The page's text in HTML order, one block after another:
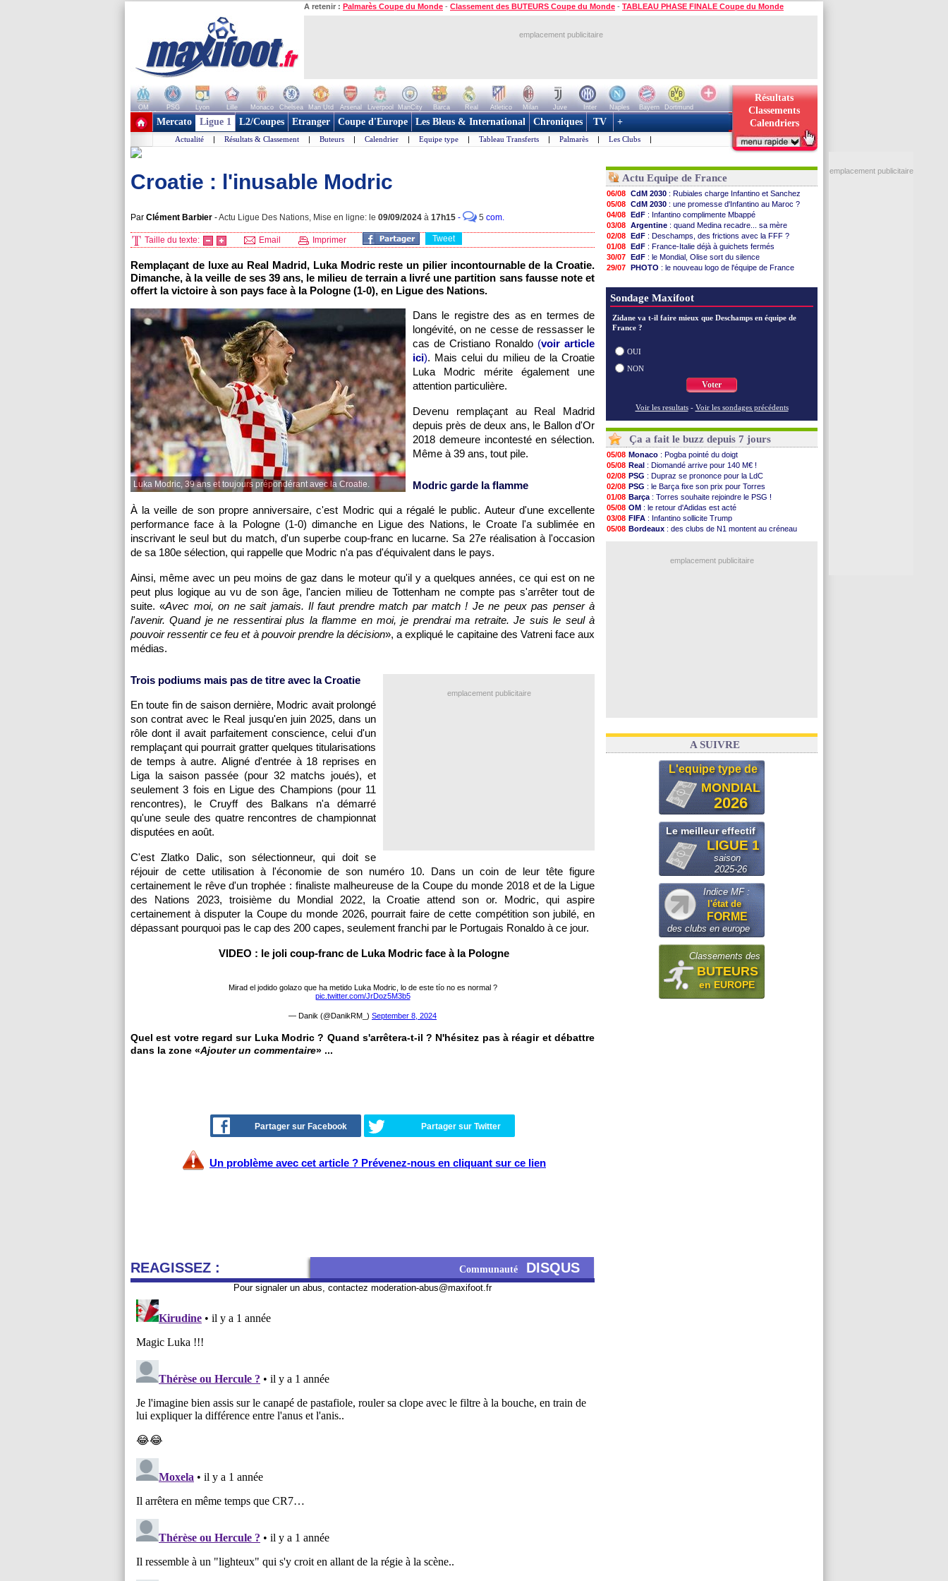
A retenir : Palmarès Coupe du Monde - Classement des BUTEURS Coupe du Monde - TABLEAU PHASE FINALE Coupe du Monde
emplacement publicitaire
OM PSG Lyon Lille Monaco Chelsea Man Utd Arsenal Liverpool ManCity Barca Real Atletico Milan Juve Inter Naples Bayern
Dortmund
+ de clubs
Résultats
Classements
Calendriers
Mercato Ligue 1 L2/Coupes Etranger Coupe d'Europe Les Bleus & International Chroniques TV +
Actualité | Résultats & Classement | Buteurs | Calendrier | Equipe type | Tableau Transferts | Palmarès | Les Clubs |
Croatie : l'inusable Modric
Par Clément Barbier -Actu Ligue Des Nations, Mise en ligne: le 09/09/2024 à 17h15 - 5 com.
Taille du texte: Email Imprimer Tweet
Remplaçant de luxe au Real Madrid, Luka Modric reste un pilier incontournable de la Croatie.
Dimanche, à la veille de ses 39 ans, le milieu de terrain a livré une partition sans fausse note et
offert la victoire à son pays face à la Pologne (1-0), en Ligue des Nations.
Luka Modric, 39 ans et toujours prépondérant avec la Croatie.
Dans le registre des as en termes de
longévité, on ne cesse de ressasser le
cas de Cristiano Ronaldo (voir article
ici). Mais celui du milieu de la Croatie
Luka Modric mérite également une
attention particulière.
Devenu remplaçant au Real Madrid
depuis près de deux ans, le Ballon d'Or
2018 demeure incontesté en sélection.
Même à 39 ans, tout pile.
Modric garde la flamme
À la veille de son propre anniversaire, c'est Modric qui a régalé le public. Auteur d'une excellente
performance face à la Pologne (1-0) dimanche en Ligue des Nations, le Croate l'a sublimée en
inscrivant le seul but du match, d'un superbe coup-franc en lucarne. Sa 27e réalisation à l'occasion
de sa 180e sélection, qui rappelle que Modric n'a pas d'équivalent dans le pays.
Ainsi, même avec un peu moins de gaz dans le moteur qu'il y a quelques années, ce qui est on ne
peut plus logique au vu de son âge, l'ancien milieu de Tottenham ne compte pas s'arrêter tout de
suite. «Avec moi, on ne sait jamais. Il faut prendre match par match ! Je ne peux pas penser à
l'avenir. Quand je ne ressentirai plus la flamme en moi, je prendrai ma retraite. Je suis le seul à
pouvoir ressentir ce feu et à pouvoir prendre la décision», a expliqué le capitaine des Vatreni face aux
médias.
emplacement publicitaire
Trois podiums mais pas de titre avec la Croatie
En toute fin de saison dernière, Modric avait prolongé
son contrat avec le Real jusqu'en juin 2025, dans un
rôle dont il avait parfaitement conscience, celui d'un
remplaçant qui pourrait gratter quelques titularisations
de temps à autre. Aligné d'entrée à 18 reprises en
Liga la saison passée (pour 32 matchs joués), et
seulement 3 fois en Ligue des Champions (pour 11
rencontres), le Cruyff des Balkans n'a démarré
qu'une seule des quatre rencontres de championnat
disputées en août.
C'est Zlatko Dalic, son sélectionneur, qui doit se
réjouir de cette utilisation à l'économie de son numéro 10. Dans un coin de leur tête figure
certainement le rêve d'un trophée : finaliste malheureuse de la Coupe du monde 2018 et de la Ligue
des Nations 2023, troisième du Mondial 2022, la Croatie attend son or. Modric, qui aspire
certainement à disputer la Coupe du monde 2026, pourrait faire de cette compétition son jubilé, en
dépassant pourquoi pas le cap des 200 capes, seulement franchi par le Portugais Ronaldo à ce jour.
VIDEO : le joli coup-franc de Luka Modric face à la Pologne
Mirad el jodido golazo que ha metido Luka Modric, lo de este tío no es normal ?
pic.twitter.com/JrDoz5M3b5
— Danik (@DanikRM_) September 8, 2024
Quel est votre regard sur Luka Modric ? Quand s'arrêtera-t-il ? N'hésitez pas à réagir et débattre
dans la zone «Ajouter un commentaire» ...
Partager sur Facebook Partager sur Twitter
Un problème avec cet article ? Prévenez-nous en cliquant sur ce lien
REAGISSEZ : Communauté DISQUS
Pour signaler un abus, contactez moderation-abus@maxifoot.fr
Actu Equipe de France
06/08 CdM 2030 : Rubiales charge Infantino et Sanchez
05/08 CdM 2030 : une promesse d'Infantino au Maroc ?
04/08 EdF : Infantino complimente Mbappé
03/08 Argentine : quand Medina recadre... sa mère
02/08 EdF : Deschamps, des frictions avec la FFF ?
01/08 EdF : France-Italie déjà à guichets fermés
30/07 EdF : le Mondial, Olise sort du silence
29/07 PHOTO : le nouveau logo de l'équipe de France
29/07 EdF: Zidane et l'argent, les mots de Diallo
29/07 EdF: Zidane pense déjà à un retour de Mendy
28/07 EdF: le message de Mbappé à Zidane
28/07 EdF: les mots de Genesio pour Zidane
28/07 VIDEO
Sondage Maxifoot
Zidane va t-il faire mieux que Deschamps en équipe de
France ?
OUI
NON
Voter
Voir les resultats - Voir les sondages précédents
Ça a fait le buzz depuis 7 jours
05/08 Monaco : Pogba pointé du doigt
05/08 Real : Diomandé arrive pour 140 M€ !
02/08 PSG : Dupraz se prononce pour la LdC
02/08 PSG : le Barça fixe son prix pour Torres
01/08 Barça : Torres souhaite rejoindre le PSG !
05/08 OM : le retour d'Adidas est acté
03/08 FIFA : Infantino sollicite Trump
05/08 Bordeaux : des clubs de N1 montent au créneau
emplacement publicitaire
A SUIVRE
L'equipe type de
MONDIAL
2026
Le meilleur effectif
LIGUE 1
saison
2025-26
Indice MF :
l'état de
FORME
des clubs en europe
Classements des
BUTEURS
en EUROPE
emplacement publicitaire